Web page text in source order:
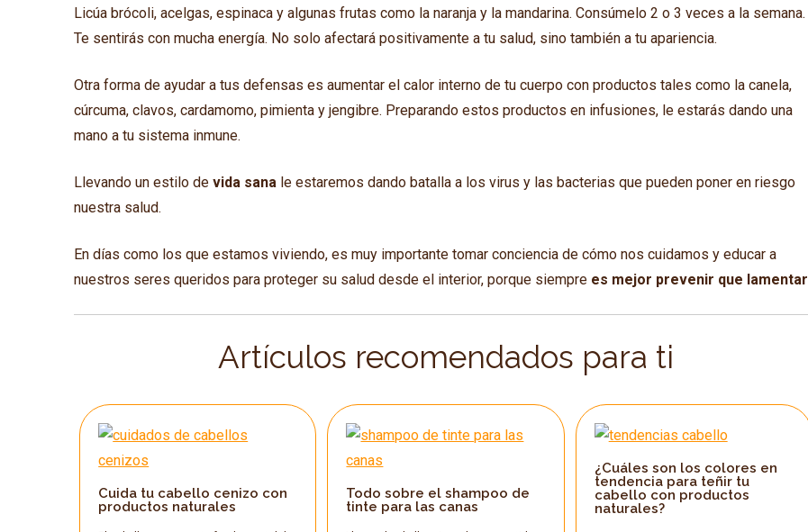
Licúa brócoli, acelgas, espinaca y algunas frutas como la naranja y la mandarina. Consúmelo 2 o 3 veces a la semana.
Te sentirás con mucha energía. No solo afectará positivamente a tu salud, sino también a tu apariencia.
Otra forma de ayudar a tus defensas es aumentar el calor interno de tu cuerpo con productos tales como la canela,
cúrcuma, clavos, cardamomo, pimienta y jengibre. Preparando estos productos en infusiones, le estarás dando una
mano a tu sistema inmune.
Llevando un estilo de vida sana le estaremos dando batalla a los virus y las bacterias que pueden poner en riesgo
nuestra salud.
En días como los que estamos viviendo, es muy importante tomar conciencia de cómo nos cuidamos y educar a
nuestros seres queridos para proteger su salud desde el interior, porque siempre es mejor prevenir que lamentar
Artículos recomendados para ti
Cuida tu cabello cenizo con
productos naturales
Todo sobre el shampoo de
tinte para las canas
¿Cuáles son los colores en
tendencia para teñir tu
cabello con productos
naturales?